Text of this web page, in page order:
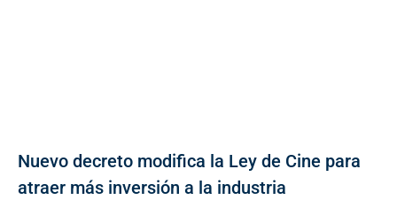
Nuevo decreto modifica la Ley de Cine para
atraer más inversión a la industria